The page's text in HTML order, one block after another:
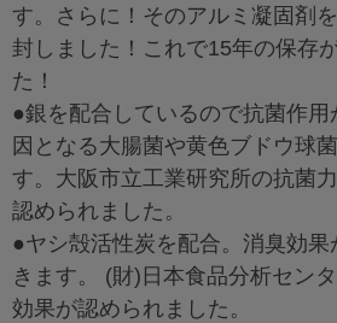
す。さらに！そのアルミ凝固剤
封しました！これで15年の保存
た！
●銀を配合しているので抗菌作
因となる大腸菌や黄色ブドウ球
す。大阪市立工業研究所の抗菌
認められました。
●ヤシ殻活性炭を配合。消臭効
きます。 (財)日本食品分析セン
効果が認められました。